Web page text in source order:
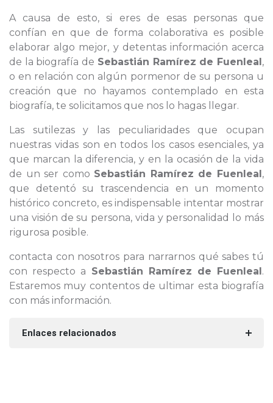
A causa de esto, si eres de esas personas que
confían en que de forma colaborativa es posible
elaborar algo mejor, y detentas información acerca
de la biografía de Sebastián Ramírez de Fuenleal,
o en relación con algún pormenor de su persona u
creación que no hayamos contemplado en esta
biografía, te solicitamos que nos lo hagas llegar.
Las sutilezas y las peculiaridades que ocupan
nuestras vidas son en todos los casos esenciales, ya
que marcan la diferencia, y en la ocasión de la vida
de un ser como Sebastián Ramírez de Fuenleal,
que detentó su trascendencia en un momento
histórico concreto, es indispensable intentar mostrar
una visión de su persona, vida y personalidad lo más
rigurosa posible.
contacta con nosotros para narrarnos qué sabes tú
con respecto a Sebastián Ramírez de Fuenleal.
Estaremos muy contentos de ultimar esta biografía
con más información.
Enlaces relacionados